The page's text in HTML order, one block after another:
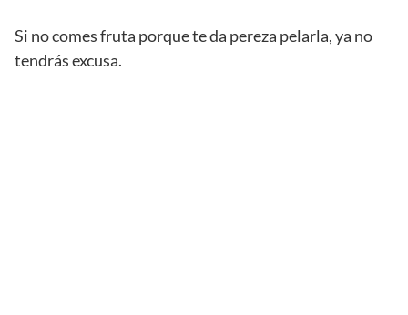
Si no comes fruta porque te da pereza pelarla, ya no
tendrás excusa.